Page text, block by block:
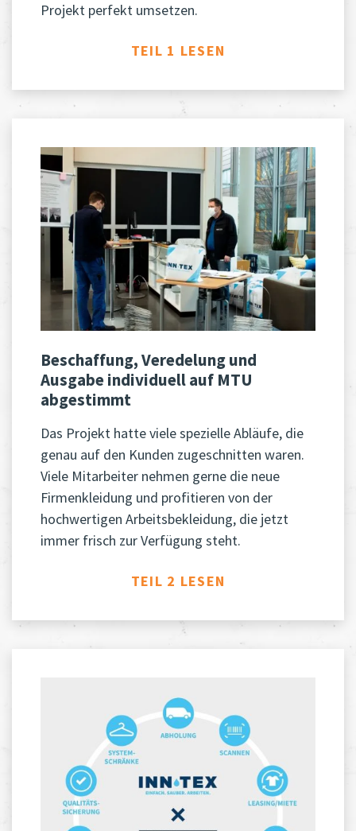
Projekt perfekt umsetzen.
TEIL 1 LESEN
Beschaffung, Veredelung und
Ausgabe individuell auf MTU
abgestimmt
Das Projekt hatte viele spezielle Abläufe, die
genau auf den Kunden zugeschnitten waren.
Viele Mitarbeiter nehmen gerne die neue
Firmenkleidung und profitieren von der
hochwertigen Arbeitsbekleidung, die jetzt
immer frisch zur Verfügung steht.
TEIL 2 LESEN